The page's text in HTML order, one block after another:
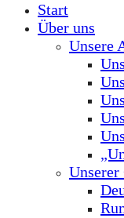
Start
Über uns
Unsere
Unserer